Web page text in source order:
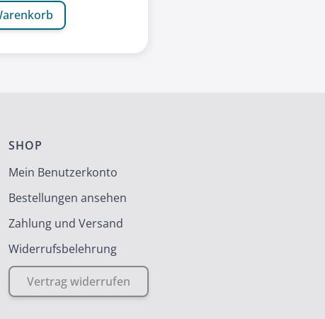
SHOP
Mein Benutzerkonto
Bestellungen ansehen
Zahlung und Versand
Widerrufsbelehrung
Vertrag widerrufen